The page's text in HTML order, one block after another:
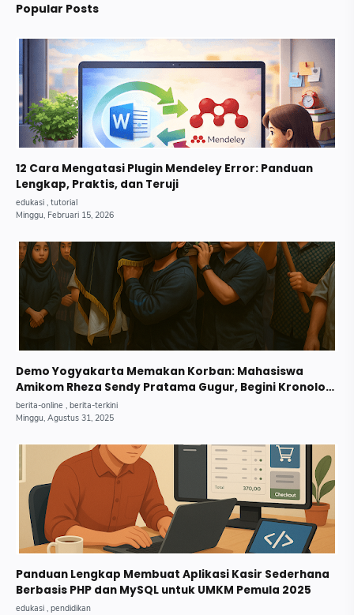
Popular Posts
12 Cara Mengatasi Plugin Mendeley Error: Panduan
Lengkap, Praktis, dan Teruji
Demo Yogyakarta Memakan Korban: Mahasiswa
Amikom Rheza Sendy Pratama Gugur, Begini Kronologi
Lengkapnya.
Panduan Lengkap Membuat Aplikasi Kasir Sederhana
Berbasis PHP dan MySQL untuk UMKM Pemula 2025